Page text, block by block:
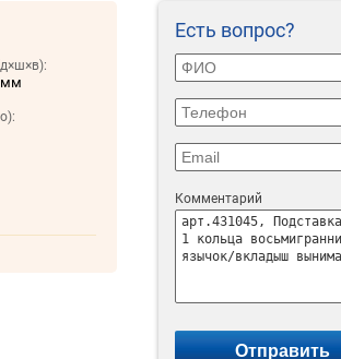
Есть вопрос?
Комментарий
мм